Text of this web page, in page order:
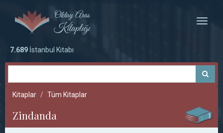
Toggle
7.689 İstanbul Kitabı
Kitaplar Tüm Kitaplar
Zindanda